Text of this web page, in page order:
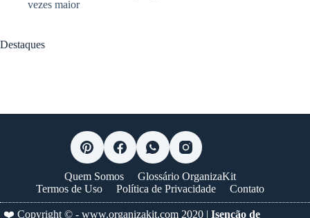
vezes maior
Destaques
Quem Somos
Glossário OrganizaKit
Termos de Uso
Política de Privacidade Contato
❤️ Copyright © - www.organizakit.com 2020 | Isenção de